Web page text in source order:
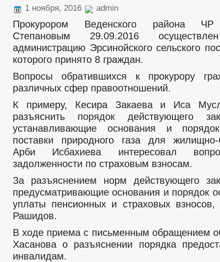
1 ноября, 2016 admin
Прокурором Веденского района ЧР
Степановым 29.09.2016
администрацию Эрсинойского сельского
которого принято 8 граждан.
Вопросы обратившихся к прокурору
различных сфер правоотношений.
К примеру, Кесира Закаева и Иса
разъяснить порядок действующего
устанавливающие основания и
поставки природного газа для
Арби Исбахиева интересовал
задолженности по страховым взносам.
За разъяснением норм действующего
предусматривающие основания и порядок
уплаты пенсионных и страховых
Рашидов.
В ходе приема с письменным обращением
Хасанова о разъяснении порядка
инвалидам.